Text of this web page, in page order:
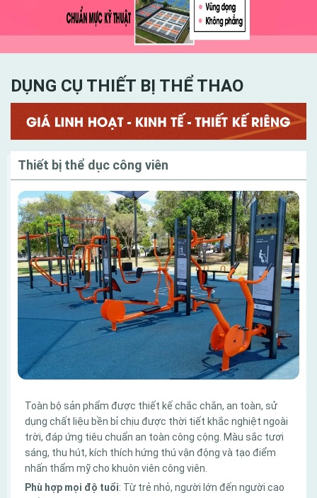
bóng phải am hiểu tinh tường và có kinh nghiệm trong
công đoạn thiết kế sân chơi sao cho hợp lý nhất
DỤNG CỤ THIẾT BỊ THỂ THAO
Thiết bị thể dục công viên
Toàn bộ sản phẩm được thiết kế chắc chắn, an toàn, sử
dụng chất liệu bền bỉ chịu được thời tiết khắc nghiệt ngoài
trời, đáp ứng tiêu chuẩn an toàn công cộng. Màu sắc tươi
sáng, thu hút, kích thích hứng thú vận động và tạo điểm
nhấn thẩm mỹ cho khuôn viên công viên.
Phù hợp mọi độ tuổi: Từ trẻ nhỏ, người lớn đến người cao